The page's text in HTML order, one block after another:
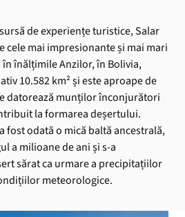
de experiențe turistice, Salar
cele mai impresionante și mai mari
înălțimile Anzilor, în Bolivia,
10.582 km² și este aproape de
datorează munților înconjurători
la formarea deșertului.
fost odată o mică baltă ancestrală,
a milioane de ani și s-a
sărat ca urmare a precipitațiilor
meteorologice.